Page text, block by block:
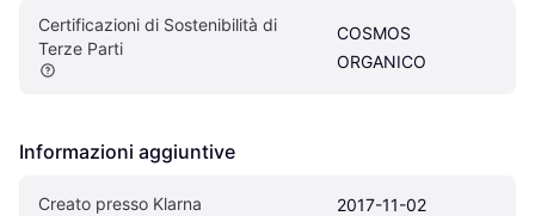
Certificazioni di Sostenibilità di
Terze Parti
COSMOS
ORGANICO
Informazioni aggiuntive
Creato presso Klarna 2017-11-02